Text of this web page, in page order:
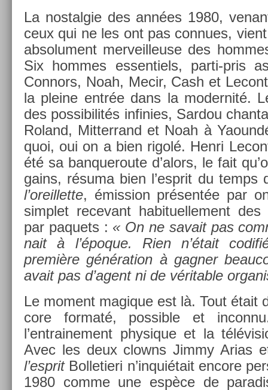
La nos­talgie des années 1980,
ceux qui ne les ont pas con­nues,
ab­solu­ment mer­veil­leuse des
Six hom­mes es­sentiels, parti-pris
Con­nors, Noah, Mecir, Cash et
la pleine entrée dans la moder­nité.
des pos­sibilités in­fin­ies, Sar­dou
Roland, Mit­terrand et Noah à
quoi, oui on a bien rigolé. Henri
été sa ban­queroute d’alors, le fait
gains, résuma bien l’esprit du temps
l’oreil­lette, émis­s­ion présentée par
simplet re­cevant habituel­le­ment des
par paquets : « On ne savait pas
nait à l’époque. Rien n’était
première généra­tion à gagn­er
avait pas d’agent ni de vérit­able
Le mo­ment magique est là. Tout était
core for­maté, pos­sible et
l’entraine­ment physique et la
Avec les deux clowns Jimmy Arias
l’espritBol­letieri n’inquiétait en­core
1980 comme une espèce de